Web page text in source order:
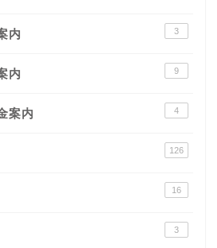
内 3
内 9
案内 4
126
16
3